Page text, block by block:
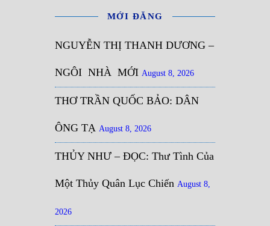
MỚI ĐĂNG
NGUYỄN THỊ THANH DƯƠNG –
NGÔI NHÀ MỚI August 8, 2026
THƠ TRẦN QUỐC BẢO: DÂN
ÔNG TẠ August 8, 2026
THỦY NHƯ – ĐỌC: Thư Tình Của
Một Thủy Quân Lục Chiến August 8,
2026